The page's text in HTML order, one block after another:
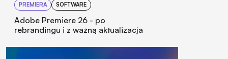
PREMIERA SOFTWARE
Adobe Premiere 26 - po
rebrandingu i z ważną aktualizacja